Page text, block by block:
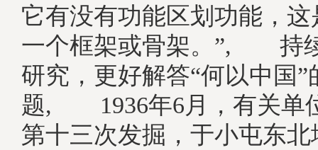
它有没有功能区划功能，
一个框架或骨架。”, 持
研究，更好解答“何以中国
题, 1936年6月，有关单
第十三次发掘，于小屯东北